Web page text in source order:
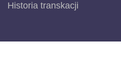
Historia transkacji